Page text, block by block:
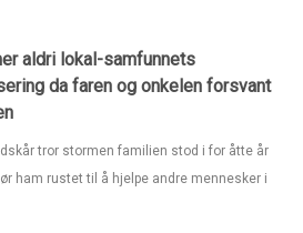
aldri lokal-samfunnets
da faren og onkelen forsvant
tror stormen familien stod i for åtte år
ham rustet til å hjelpe andre mennesker i